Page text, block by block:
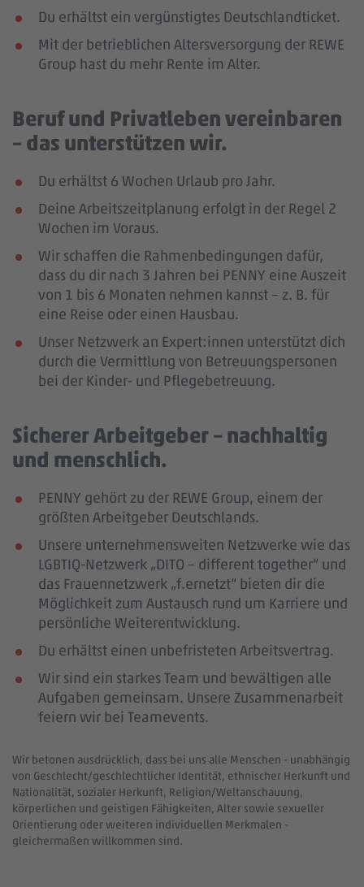
Du erhältst ein vergünstigtes Deutschlandticket.
Mit der betrieblichen Altersversorgung der REWE
Group hast du mehr Rente im Alter.
Beruf und Privatleben vereinbaren
– das unterstützen wir.
Du erhältst 6 Wochen Urlaub pro Jahr.
Deine Arbeitszeitplanung erfolgt in der Regel 2
Wochen im Voraus.
Wir schaffen die Rahmenbedingungen dafür,
dass du dir nach 3 Jahren bei PENNY eine Auszeit
von 1 bis 6 Monaten nehmen kannst – z. B. für
eine Reise oder einen Hausbau.
Unser Netzwerk an Expert:innen unterstützt dich
durch die Vermittlung von Betreuungspersonen
bei der Kinder- und Pflegebetreuung.
Sicherer Arbeitgeber – nachhaltig
und menschlich.
PENNY gehört zu der REWE Group, einem der
größten Arbeitgeber Deutschlands.
Unsere unternehmensweiten Netzwerke wie das
LGBTIQ-Netzwerk „DITO – different together“ und
das Frauennetzwerk „f.ernetzt“ bieten dir die
Möglichkeit zum Austausch rund um Karriere und
persönliche Weiterentwicklung.
Du erhältst einen unbefristeten Arbeitsvertrag.
Wir sind ein starkes Team und bewältigen alle
Aufgaben gemeinsam. Unsere Zusammenarbeit
feiern wir bei Teamevents.
Wir betonen ausdrücklich, dass bei uns alle Menschen - unabhängig
von Geschlecht/geschlechtlicher Identität, ethnischer Herkunft und
Nationalität, sozialer Herkunft, Religion/Weltanschauung,
körperlichen und geistigen Fähigkeiten, Alter sowie sexueller
Orientierung oder weiteren individuellen Merkmalen -
gleichermaßen willkommen sind.